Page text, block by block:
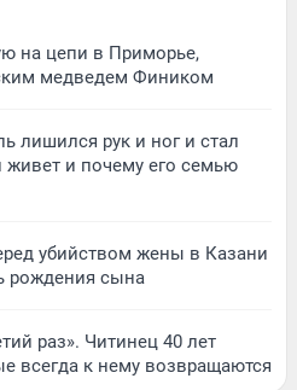
на цепи в Приморье,
медведем Фиником
лишился рук и ног и стал
живет и почему его семью
убийством жены в Казани
рождения сына
раз». Читинец 40 лет
всегда к нему возвращаются